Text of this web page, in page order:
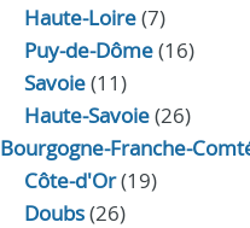
Haute-Loire(7)
Puy-de-Dôme(16)
Savoie(11)
Haute-Savoie(26)
Bourgogne-Franche-
Côte-d'Or(19)
Doubs(26)